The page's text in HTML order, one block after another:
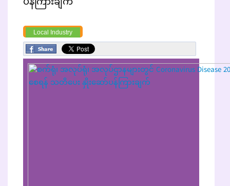
Local Industry